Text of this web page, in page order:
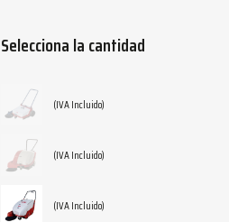
Selecciona la cantidad
(IVA Incluido)
(IVA Incluido)
(IVA Incluido)